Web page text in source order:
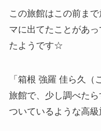
この旅館はこの前ま
マに出てたことがあ
たようです☆
「箱根 強羅 佳ら久
旅館で、少し調べた
ついているような高級